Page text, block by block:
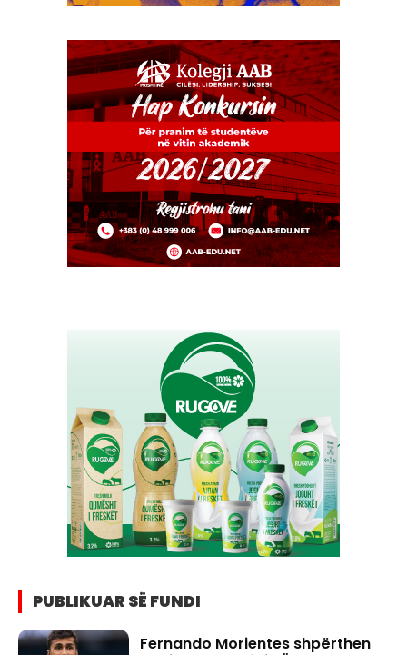
PUBLIKUAR SË FUNDI
Fernando Morientes shpërthen